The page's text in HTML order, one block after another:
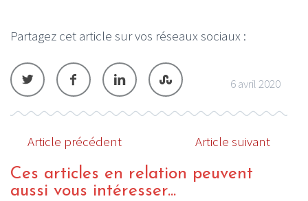
Partagez cet article sur vos réseaux sociaux :
6 avril 2020
Article précédent Article suivant
Ces articles en relation peuvent
aussi vous intéresser...